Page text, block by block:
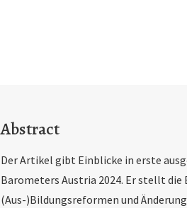
Abstract
Der Artikel gibt Einblicke in erste
Barometers Austria 2024. Er stellt
(Aus-)Bildungsreformen und